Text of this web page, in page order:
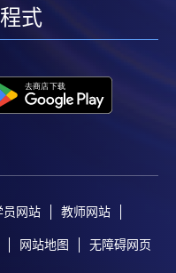
式
员网站 教师网站
网站地图 无障碍网页